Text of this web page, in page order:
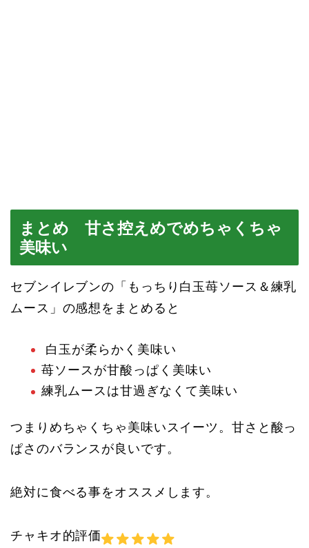
まとめ 甘さ控えめでめちゃくちゃ
美味い
セブンイレブンの「もっちり白玉苺ソース＆練乳
ムース」の感想をまとめると
白玉が柔らかく美味い
苺ソースが甘酸っぱく美味い
練乳ムースは甘過ぎなくて美味い
つまりめちゃくちゃ美味いスイーツ。甘さと酸っ
ぱさのバランスが良いです。
絶対に食べる事をオススメします。
チャキオ的評価